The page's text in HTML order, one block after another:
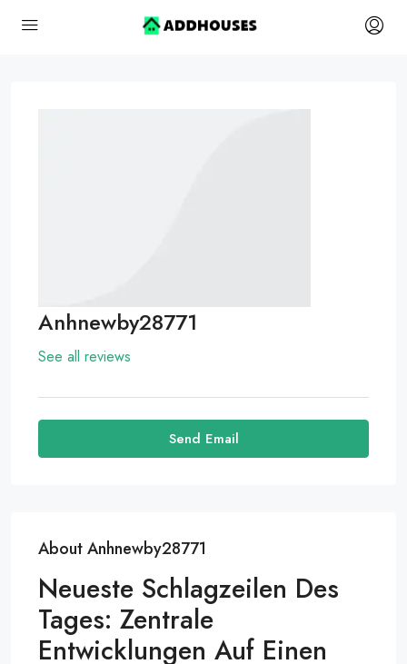
Anhnewby28771
See all reviews
Send Email
About Anhnewby28771
Neueste Schlagzeilen Des
Tages: Zentrale
Entwicklungen Auf Einen